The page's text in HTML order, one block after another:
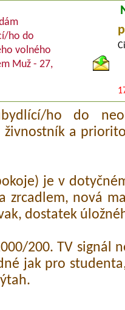
ho do
volného
Muž - 27,
ho do
živnostník a
je v
zrcadlem, nová
dostatek
200. TV signál
jak pro